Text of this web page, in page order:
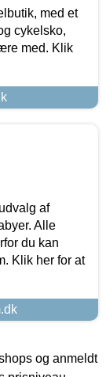
med et
cykelsko,
med. Klik
af
Alle
du kan
Klik her for at
og anmeldt